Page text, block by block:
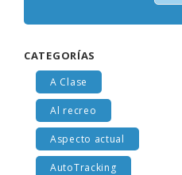
CATEGORÍAS
A Clase
Al recreo
Aspecto actual